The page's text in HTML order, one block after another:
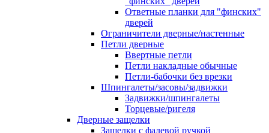
Ответные планки для "финских"
дверей
Ограничители дверные/настенные
Петли дверные
Ввертные петли
Петли накладные обычные
Петли-бабочки без врезки
Шпингалеты/засовы/задвижки
Задвижки/шпингалеты
Торцевые/ригеля
Дверные защелки
Защелки с фалевой ручкой